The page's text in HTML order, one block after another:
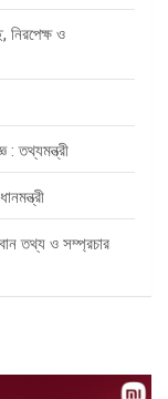
নিরপেক্ষ ও
: তথ্যমন্ত্রী
তথ্য ও সম্প্রচার